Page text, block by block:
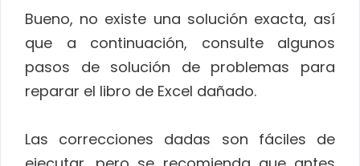
Bueno, no existe una solución exacta, así
que a continuación, consulte algunos
pasos de solución de problemas para
reparar el libro de Excel dañado.
Las correcciones dadas son fáciles de